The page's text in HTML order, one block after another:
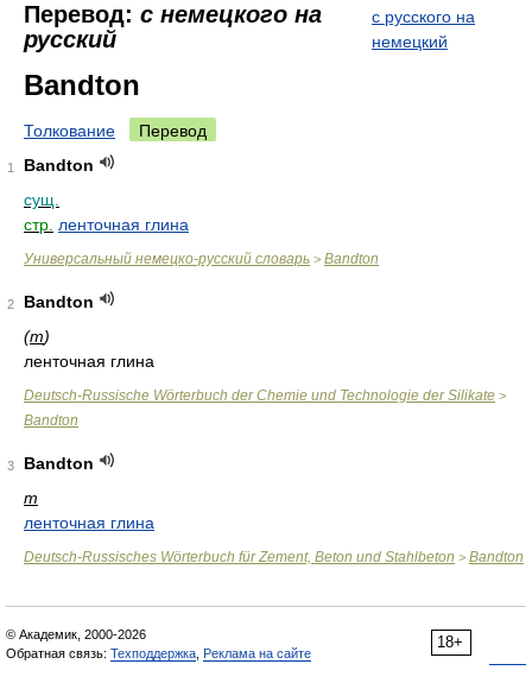
Перевод: с немецкого на
русский
с русского на
немецкий
Bandton
Толкование Перевод
1
Bandton
сущ.
стр. ленточная глина
Универсальный немецко-русский словарь > Bandton
2
Bandton
(m)
ленточная глина
Deutsch-Russische Wörterbuch der Chemie und Technologie der Silikate >
Bandton
3
Bandton
m
ленточная глина
Deutsch-Russisches Wörterbuch für Zement, Beton und Stahlbeton > Bandton
18+
© Академик, 2000-2026
Обратная связь: Техподдержка Реклама на сайте